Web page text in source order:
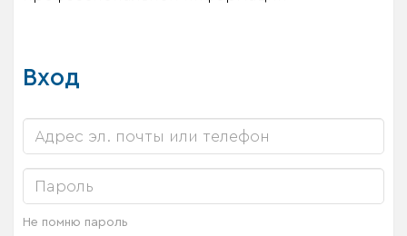
Вход
Не помню пароль